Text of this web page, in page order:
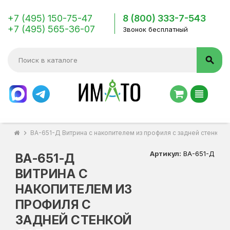
+7 (495) 150-75-47
+7 (495) 565-36-07
8 (800) 333-7-543
Звонок бесплатный
search
view_headline
chevron_right ВА-651-Д Витрина с накопителем из профиля с задней
ВА-651-Д
ВИТРИНА С
НАКОПИТЕЛЕМ ИЗ
ПРОФИЛЯ С
ЗАДНЕЙ СТЕНКОЙ
Артикул: ВА-651-Д